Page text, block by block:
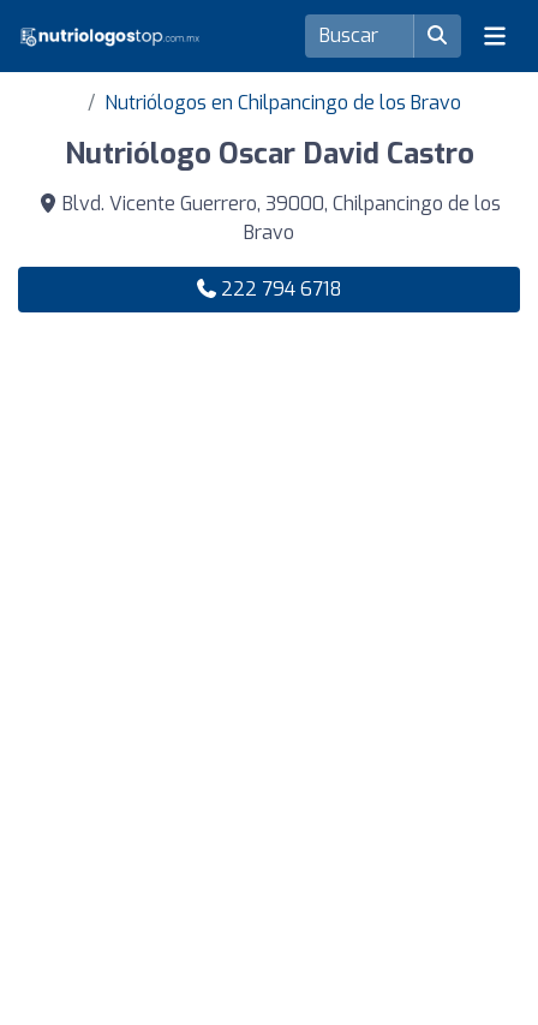
Nutriólogos en Chilpancingo de los Bravo
Nutriólogo Oscar David Castro
Blvd. Vicente Guerrero, 39000, Chilpancingo de los
Bravo
222 794 6718